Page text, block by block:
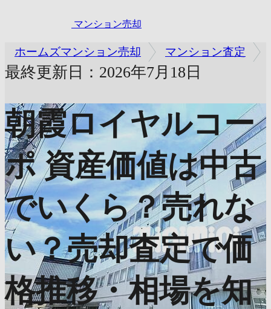
マンション売却
ホームズマンション売却 マンション査定
最終更新日：2026年7月18日
朝霞ロイヤルコー
ポ 資産価値は中古
でいくら？売れな
い？売却査定で価
格推移・相場を知